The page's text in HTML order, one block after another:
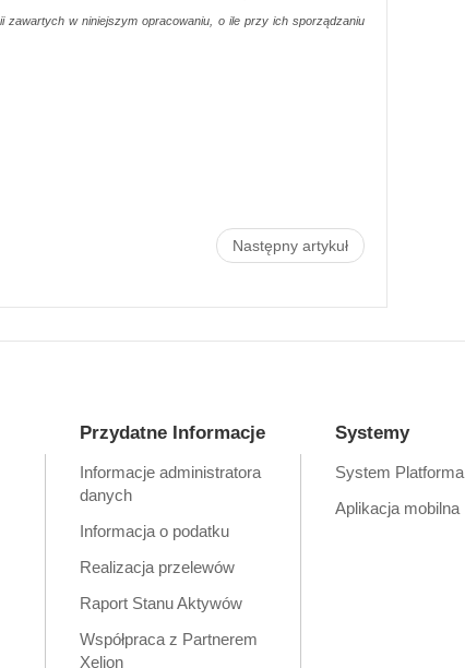
zawartych w niniejszym opracowaniu, o ile przy ich sporządzaniu
Następny artykuł
Przydatne Informacje
Informacje administratora
danych
Informacja o podatku
Realizacja przelewów
Raport Stanu Aktywów
Współpraca z Partnerem
Xelion
Systemy
System Platforma
Aplikacja mobilna